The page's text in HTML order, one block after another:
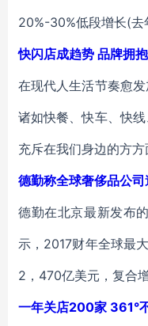
20%-30%低段增长(去
快闪店成趋势 品牌拥
在现代人生活节奏愈
诸如快餐、快车、快
充斥在我们身边的方方
德勤称全球奢侈品公
德勤在北京最新发布
示，2017财年全球最
2，470亿美元，复合
一年关店200家 361°